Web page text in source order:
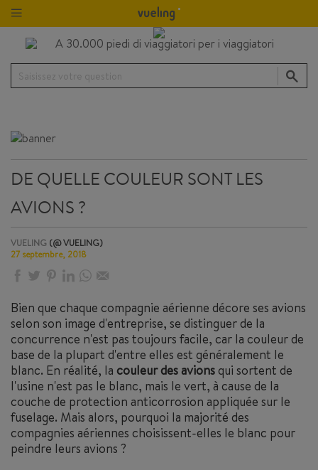
Saisissez votre question
DE QUELLE COULEUR SONT LES
AVIONS ?
VUELING (@ VUELING)
27 septembre, 2018
Bien que chaque compagnie aérienne décore ses avions
selon son image d'entreprise, se distinguer de la
concurrence n'est pas toujours facile, car la couleur de
base de la plupart d'entre elles est généralement le
blanc. En réalité, la couleur des avionsqui sortent de
l'usine n'est pas le blanc, mais le vert, à cause de la
couche de protection anticorrosion appliquée sur le
fuselage. Mais alors, pourquoi la majorité des
compagnies aériennes choisissent-elles le blanc pour
peindre leurs avions ?